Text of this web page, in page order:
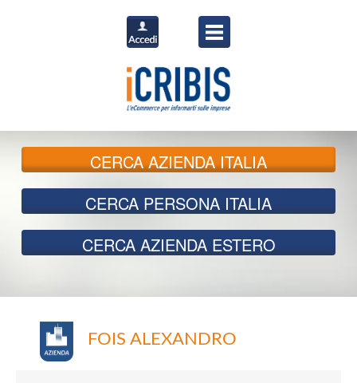
CERCAAZIENDA ITALIA
CERCA PERSONA ITALIA
CERCA AZIENDA ESTERO
FOIS ALEXANDRO